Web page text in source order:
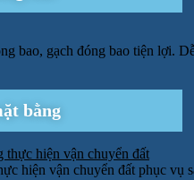
bao, gạch đóng bao tiện lợi.
bằng
hiện vận chuyển đất phục vụ